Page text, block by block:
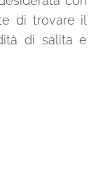
di trovare il
di salita e